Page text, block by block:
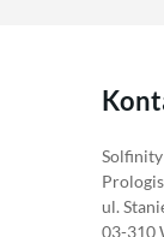
Solfinity
ul.
03-310